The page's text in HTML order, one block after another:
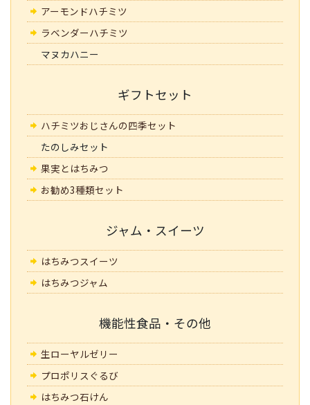
アーモンドハチミツ
ラベンダーハチミツ
マヌカハニー
ギフトセット
ハチミツおじさんの四季セット
たのしみセット
果実とはちみつ
お勧め3種類セット
ジャム・スイーツ
はちみつスイーツ
はちみつジャム
機能性食品・その他
生ローヤルゼリー
プロポリスぐるび
はちみつ石けん